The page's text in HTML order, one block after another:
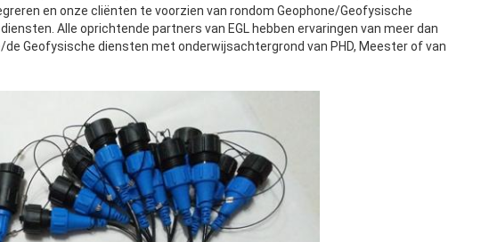
en onze cliënten te voorzien van rondom Geophone/Geofysische
Alle oprichtende partners van EGL hebben ervaringen van meer dan
de Geofysische diensten met onderwijsachtergrond van PHD, Meester of van